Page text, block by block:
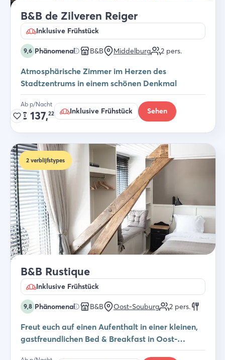
B&B de Zilveren Reiger
Inklusive Frühstück
9,6 Phänomenal B&B Middelburg 2 pers.
Atmosphärische Zimmer im Herzen des
Stadtzentrums in einem schönen Denkmal
Ab p/Nacht
€ 137,22 Inklusive Frühstück Sehen
2 verblijfstypes
B&B Rustique
Inklusive Frühstück
9,8 Phänomenal B&B Oost-Souburg 2 pers.
Freut euch auf einen Aufenthalt in einer kleinen,
gastfreundlichen Bed & Breakfast in Oost-
Souburg – willkommen im B&B Rustique